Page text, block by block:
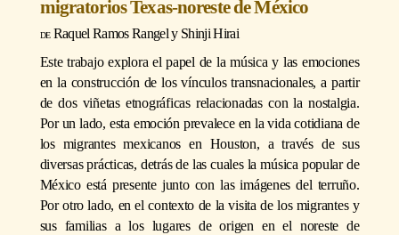
migratorios Texas-noreste de México
Raquel Ramos Rangely Shinji Hirai
Este trabajo explora el papel de la música y las emociones
en la construcción de los vínculos transnacionales, a partir
de dos viñetas etnográficas relacionadas con la nostalgia.
Por un lado, esta emoción prevalece en la vida cotidiana de
los migrantes mexicanos en Houston, a través de sus
diversas prácticas, detrás de las cuales la música popular de
México está presente junto con las imágenes del terruño.
Por otro lado, en el contexto de la visita de los migrantes y
sus familias a los lugares de origen en el noreste de